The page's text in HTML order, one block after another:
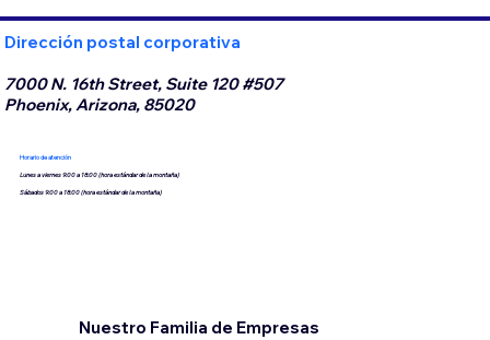
Dirección postal corporativa
7000 N. 16th Street, Suite 120 #507
Phoenix, Arizona, 85020
Horario de atención
Lunes a viernes 9:00 a 18:00 (hora estándar de la montaña)
Sábados 9:00 a 18:00 (hora estándar de la montaña)
Nuestro Familia de Empresas